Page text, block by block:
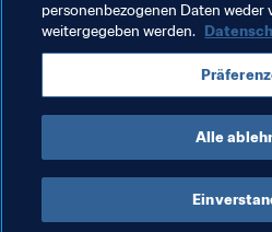
NUTZUNGSBEDINGUNGEN
FIFA-DATENSCHUTZPORTAL
DOWNLOADS
COOKIE-EINSTELLUNGEN
Urheberrechte © 1994–2025 FIFA. Alle Rechte
Cookie Settings
personenbezogenen Daten weder
weitergegeben werden.
Alle